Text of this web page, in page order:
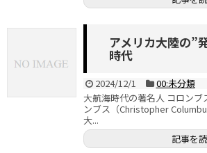
アメリカ大陸の”
時代
2024/12/1
00:未分類
大航海時代の著名人 コロンブ
ンブス（Christopher
大...
記事を